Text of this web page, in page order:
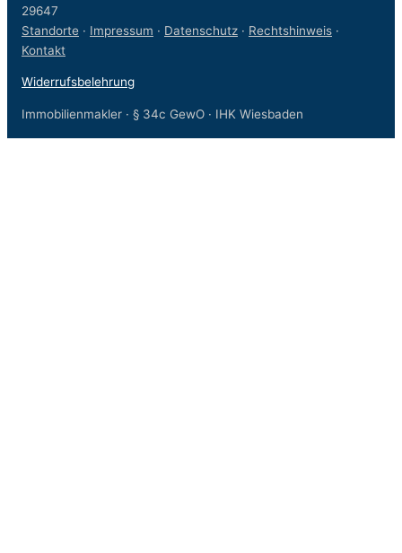
29647
Standorte · Impressum · Datenschutz · Rechtshinweis ·
Kontakt
Widerrufsbelehrung
Immobilienmakler · § 34c GewO · IHK Wiesbaden